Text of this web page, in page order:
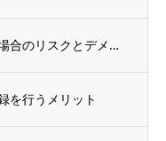
確定申告を行わない場合のリスクとデメリット
を行うメリット